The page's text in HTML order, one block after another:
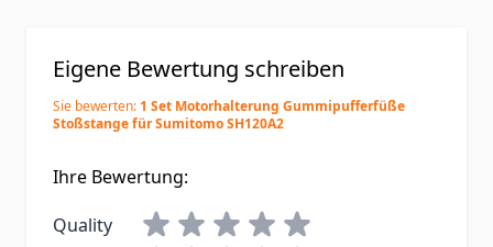
Eigene Bewertung schreiben
Sie bewerten: 1 Set Motorhalterung Gummipufferfüße
Stoßstange für Sumitomo SH120A2
Ihre Bewertung:
Quality